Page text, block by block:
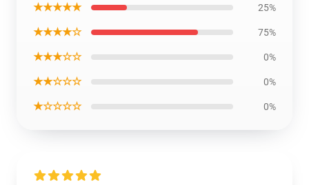
★★★★★ 25%
★★★★☆ 75%
★★★☆☆ 0%
★★☆☆☆ 0%
★☆☆☆☆ 0%